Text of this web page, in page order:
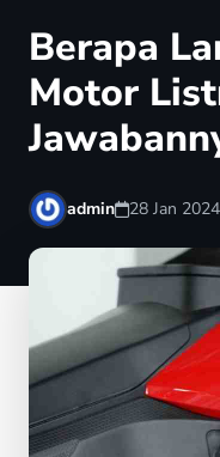
Berapa
Motor
admin 28 Jan 2024